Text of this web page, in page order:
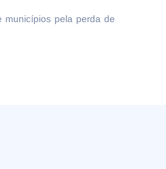
municípios pela perda de